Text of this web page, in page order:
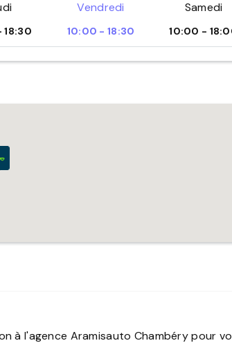
18:30
Vendredi
10:00 - 18:30
Samedi
10:00 -
à l'agence Aramisauto Chambéry pour